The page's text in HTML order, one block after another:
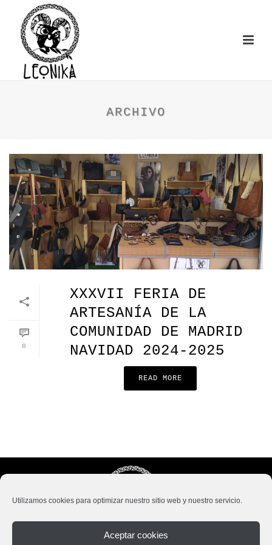
Utilizamos cookies para optimizar nuestro sitio web y nuestro servicio.
Aceptar cookies
ARCHIVO
0
XXXVII FERIA DE
ARTESANÍA DE LA
COMUNIDAD DE MADRID
NAVIDAD 2024-2025
READ MORE